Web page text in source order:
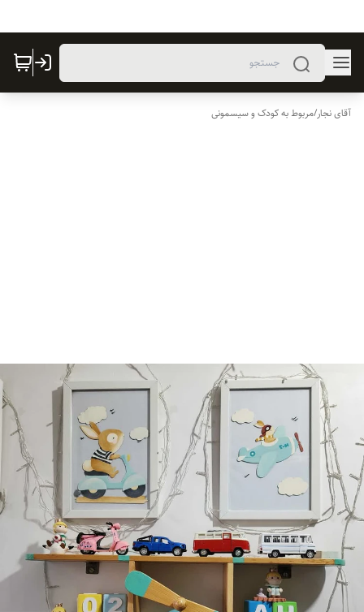
آقای نجار/مربوط به کودک و سیسمونی